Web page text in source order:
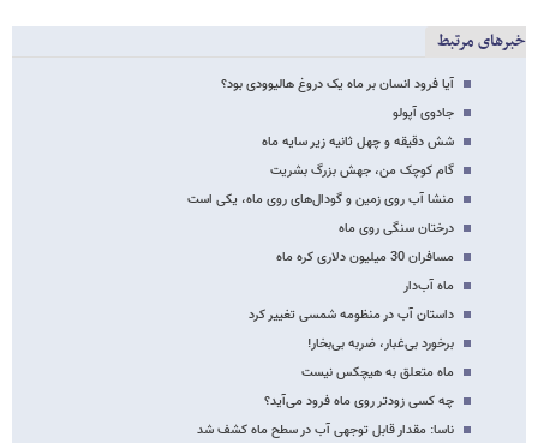
خبرهای مرتبط
آیا فرود انسان بر ماه یک دروغ هالیوودی بود؟
جادوی آپولو
شش دقیقه و چهل ثانیه زیر سایه ماه
گام کوچک من، جهش بزرگ بشریت
منشا آب روی زمین و گودال‌های روی ماه، یکی است
درختان سنگی روی ماه
مسافران 30 میلیون دلاری کره ماه
ماه آب‌دار
داستان آب در منظومه شمسی تغییر کرد
برخورد بی‌غبار، ضربه بی‌بخار!
ماه متعلق به هیچکس نیست
چه کسی زودتر روی ماه فرود می‌آید؟
ناسا: مقدار قابل توجهی آب در سطح ماه کشف شد